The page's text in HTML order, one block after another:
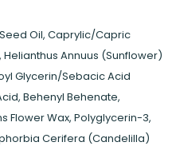
Oil, Caprylic/Capric
Helianthus Annuus (Sunflower)
Glycerin/Sebacic Acid
Behenyl Behenate,
Flower Wax, Polyglycerin-3,
Cerifera (Candelilla)